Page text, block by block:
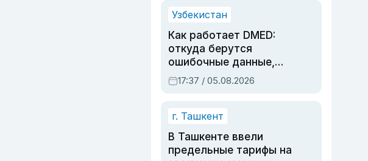
Узбекистан
Как работает DMED:
откуда берутся
ошибочные данные,
дубли аккаунтов и
очереди по онлайн-
17:37 / 05.08.2026
г. Ташкент
В Ташкенте ввели
предельные тарифы на